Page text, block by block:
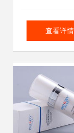
动 办公用品
查看详情